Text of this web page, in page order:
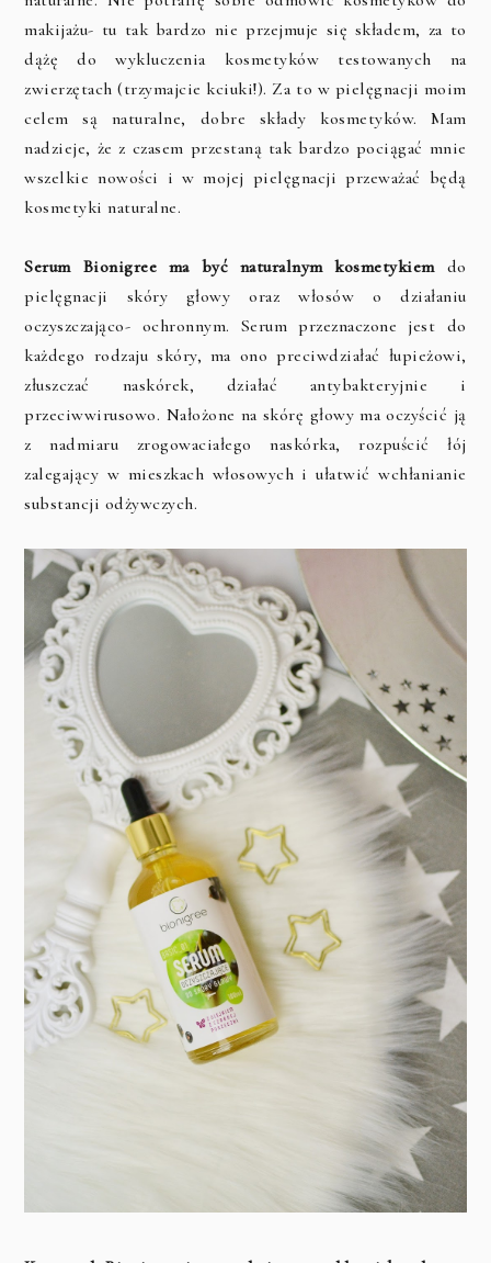
makijażu- tu tak bardzo nie przejmuje się składem, za to
dążę do wykluczenia kosmetyków testowanych na
zwierzętach (trzymajcie kciuki!). Za to w pielęgnacji moim
celem są naturalne, dobre składy kosmetyków. Mam
nadzieje, że z czasem przestaną tak bardzo pociągać mnie
wszelkie nowości i w mojej pielęgnacji przeważać będą
kosmetyki naturalne.
Serum Bionigree ma być naturalnym kosmetykiem do
pielęgnacji skóry głowy oraz włosów o działaniu
oczyszczająco- ochronnym. Serum przeznaczone jest do
każdego rodzaju skóry, ma ono preciwdziałać łupieżowi,
złuszczać naskórek, działać antybakteryjnie i
przeciwwirusowo. Nałożone na skórę głowy ma oczyścić ją
z nadmiaru zrogowaciałego naskórka, rozpuścić łój
zalegający w mieszkach włosowych i ułatwić wchłanianie
substancji odżywczych.